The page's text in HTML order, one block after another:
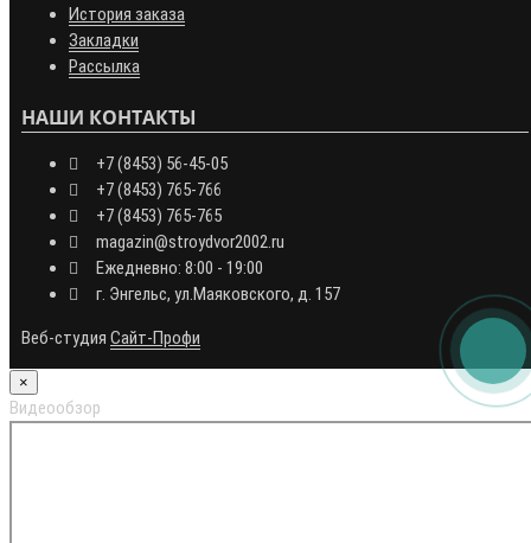
История заказа
Закладки
Рассылка
НАШИ КОНТАКТЫ
+7 (8453) 56-45-05
+7 (8453) 765-766
+7 (8453) 765-765
magazin@stroydvor2002.ru
Ежедневно: 8:00 - 19:00
г. Энгельс, ул.Маяковского, д. 157
Веб-студия Сайт-Профи
×
Видеообзор